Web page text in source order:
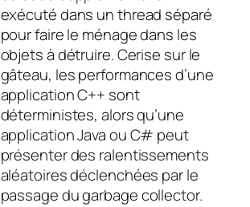
exécuté dans un thread séparé
pour faire le ménage dans les
objets à détruire. Cerise sur le
gâteau, les performances d’une
application C++ sont
déterministes, alors qu’une
application Java ou C# peut
présenter des ralentissements
aléatoires déclenchées par le
passage du garbage collector.